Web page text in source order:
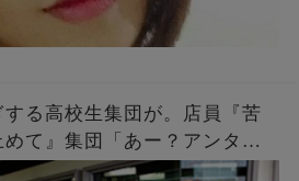
る高校生集団が。店員『苦
て』集団「あー？アンタ何
真撮ったし、帰り道何かあっ